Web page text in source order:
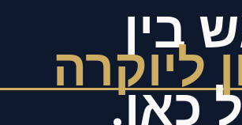
בין
ליוקרה
כאן.